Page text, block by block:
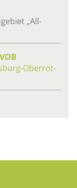
„All­
Ober­rot­